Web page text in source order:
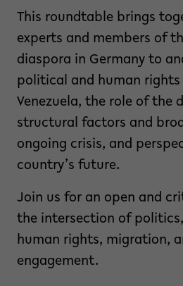
This roundtable brings
experts and members of
diaspora in Germany to
political and human
Venezuela, the role of the
structural factors and
ongoing crisis, and
country’s future.
Join us for an open and
the intersection of
human rights, migration,
engagement.